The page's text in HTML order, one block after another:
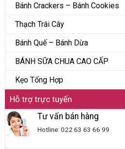
Bánh Crackers – Bánh Cookies
Thạch Trái Cây
Bánh Quế – Bánh Dừa
BÁNH SỮA CHUA CAO CẤP
Kẹo Tổng Hợp
Hỗ trợ trực tuyến
Tư vấn bán hàng
Hotline: 022 63 63 66 99